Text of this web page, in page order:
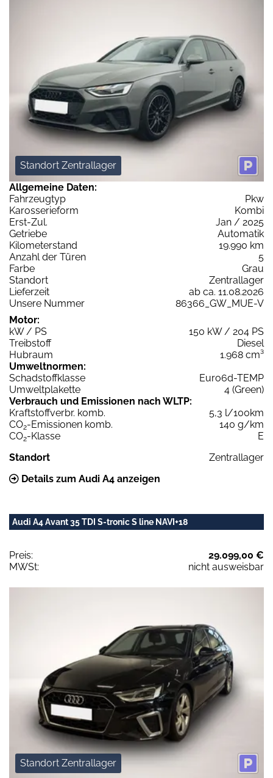
Standort Zentrallager
Allgemeine Daten:
Fahrzeugtyp
Pkw
Karosserieform
Kombi
Erst-Zul.
Jan / 2025
Getriebe
Automatik
Kilometerstand
19.990 km
Anzahl der Türen
5
Farbe
Grau
Standort
Zentrallager
Lieferzeit
ab ca. 11.08.2026
Unsere Nummer
86366_GW_MUE-V
Motor:
kW / PS
150 kW / 204 PS
Treibstoff
Diesel
Hubraum
1.968 cm³
Umweltnormen:
Schadstoffklasse
Euro6d-TEMP
Umweltplakette
4 (Green)
Verbrauch und Emissionen nach WLTP:
Kraftstoffverbr. komb.
5,3 l/100km
CO2-Emissionen komb.
140 g/km
CO2-Klasse
E
Standort
Zentrallager
Details zum Audi A4 anzeigen
Audi A4 Avant 35 TDI S-tronic S line NAVI+18
Preis:
29.099,00 €
MWSt:
nicht ausweisbar
Standort Zentrallager